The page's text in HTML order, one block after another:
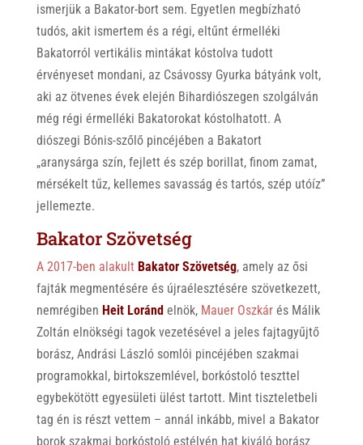
ismerjük a Bakator-bort sem. Egyetlen megbízható
tudós, akit ismertem és a régi, eltűnt érmelléki
Bakatorról vertikális mintákat kóstolva tudott
érvényeset mondani, az Csávossy Gyurka bátyánk volt,
aki az ötvenes évek elején Bihardiószegen szolgálván
még régi érmelléki Bakatorokat kóstolhatott. A
diószegi Bónis-szőlő pincéjében a Bakatort
„aranysárga szín, fejlett és szép borillat, finom zamat,
mérsékelt tűz, kellemes savasság és tartós, szép utóíz”
jellemezte.
Bakator Szövetség
A 2017-ben alakult Bakator Szövetség, amely az ősi
fajták megmentésére és újraélesztésére szövetkezett,
nemrégiben Heit Loránd elnök, Mauer Oszkárés Málik
Zoltán elnökségi tagok vezetésével a jeles fajtagyűjtő
borász, Andrási László somlói pincéjében szakmai
programokkal, birtokszemlével, borkóstoló teszttel
egybekötött egyesületi ülést tartott. Mint tiszteletbeli
tag én is részt vettem – annál inkább, mivel a Bakator
borok szakmai borkóstoló estélyén hat kiváló borász